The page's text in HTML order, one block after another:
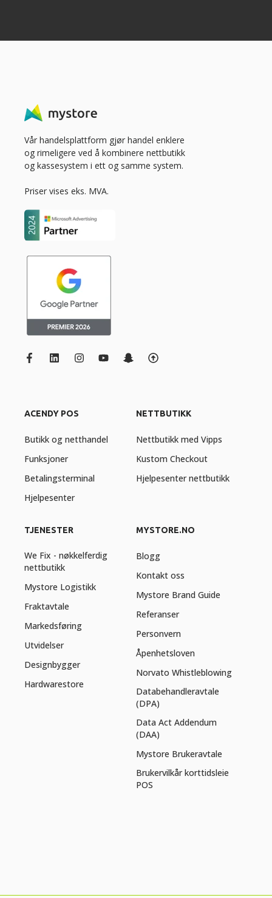
Vår handelsplattform gjør handel enklere
og rimeligere ved å kombinere nettbutikk
og kassesystem i ett og samme system.
Priser vises eks. MVA.
ACENDY POS
Butikk og netthandel
Funksjoner
Betalingsterminal
Hjelpesenter
NETTBUTIKK
Nettbutikk med Vipps
Kustom Checkout
Hjelpesenter nettbutikk
TJENESTER
We Fix - nøkkelferdig
nettbutikk
Mystore Logistikk
Fraktavtale
Markedsføring
Utvidelser
Designbygger
Hardwarestore
MYSTORE.NO
Blogg
Kontakt oss
Mystore Brand Guide
Referanser
Personvern
Åpenhetsloven
Norvato Whistleblowing
Databehandleravtale
(DPA)
Data Act Addendum
(DAA)
Mystore Brukeravtale
Brukervilkår korttidsleie
POS